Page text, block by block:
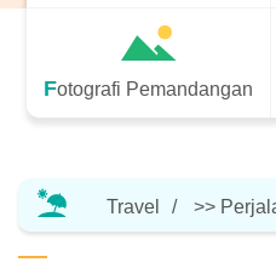
Fotografi Pemandangan
Travel >>